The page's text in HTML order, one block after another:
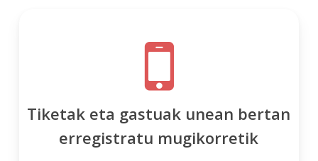
Tiketak eta gastuak unean bertan
erregistratu mugikorretik